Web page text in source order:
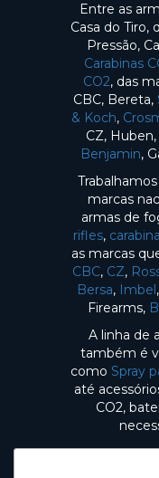
Entre as
Casa do Tiro,
Pressão,
Carabinas
CO2, das
CBC, Bereta,
& Koch,
CZ,
Benjamin,
marcas
armas de
rifles,
as marcas
CBC, CZ,
Bersa, Imbel ,
Firearms,
A linha de
também é
como Spray
até
CO2,